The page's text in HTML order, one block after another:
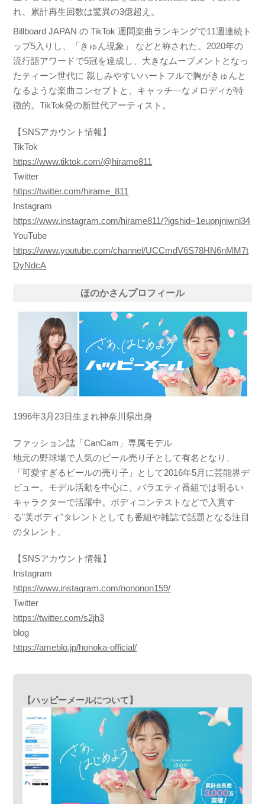
れ、累計再生回数は驚異の3億超え。
Billboard JAPAN の TikTok 週間楽曲ランキングで11週連続ト
ップ5入りし、「きゅん現象」 などと称された。2020年の
流行語アワードで5冠を達成し、大きなムーブメントとなっ
たティーン世代に 親しみやすいハートフルで胸がきゅんと
なるような楽曲コンセプトと、キャッチ―なメロディが特
徴的。TikTok発の新世代アーティスト。
【SNSアカウント情報】
TikTok
https://www.tiktok.com/@hirame811
Twitter
https://twitter.com/hirame_811
Instagram
https://www.instagram.com/hirame811/?igshid=1eupnjniwnl34
YouTube
https://www.youtube.com/channel/UCCmdV6S78HN6nMM7t
DyNdcA
ほのかさんプロフィール
1996年3月23日生まれ神奈川県出身
ファッション誌「CanCam」専属モデル
地元の野球場で人気のビール売り子として有名となり、
「可愛すぎるビールの売り子」として2016年5月に芸能界デ
ビュー。モデル活動を中心に、バラエティ番組では明るい
キャラクターで活躍中。ボディコンテストなどで入賞す
る"美ボディ"タレントとしても番組や雑誌で話題となる注目
のタレント。
【SNSアカウント情報】
Instagram
https://www.instagram.com/nononon159/
Twitter
https://twitter.com/s2jh3
blog
https://ameblo.jp/honoka-official/
【ハッピーメールについて】